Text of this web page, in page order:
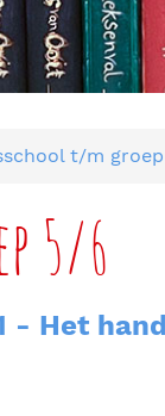
t/m
5/6
- Het